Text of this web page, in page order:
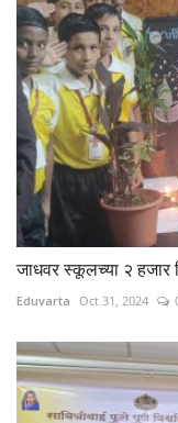
जाधवर स्कूलच्या २ हजार
Eduvarta Oct 31, 2024